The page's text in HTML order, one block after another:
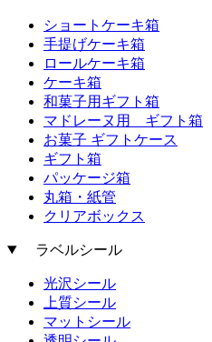
ショートケーキ箱
手提げケーキ箱
ロールケーキ箱
ケーキ箱
和菓子用ギフト箱
マドレーヌ用 ギフト箱
お菓子 ギフトケース
ギフト箱
パッケージ箱
丸箱・紙管
クリアボックス
ラベルシール
光沢シール
上質シール
マットシール